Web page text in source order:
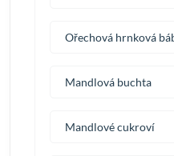
Ořechová hrnková
Mandlová buchta
Mandlové cukroví